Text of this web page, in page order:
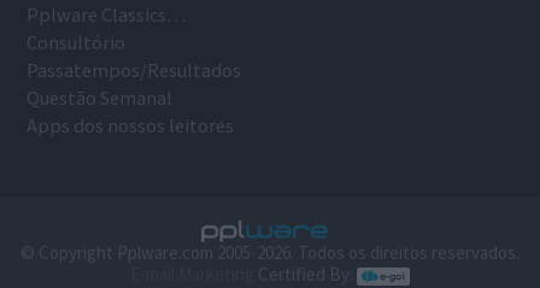
Pplware Classics…
Consultório
Passatempos/Resultados
Questão Semanal
Apps dos nossos leitores
© Copyright Pplware.com 2005-2026. Todos os direitos reservados.
Certified By: